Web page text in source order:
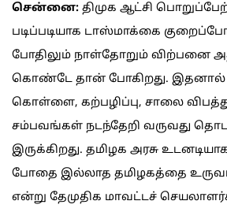
சென்னை: திமுக ஆட்சி
படிப்படியாக டாஸ்மாக்கை
போதிலும் நாள்தோறும் விற்பனை
கொண்டே தான் போகிறது.
கொள்ளை, கற்பழிப்பு, சாலை
சம்பவங்கள் நடந்தேறி வருவது
இருக்கிறது. தமிழக அரசு
போதை இல்லாத தமிழகத்தை
என்று தேமுதிக மாவட்டச்